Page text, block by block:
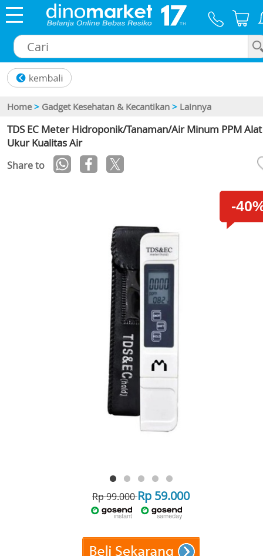
Home > Gadget Kesehatan & Kecantikan > Lainnya
TDS EC Meter Hidroponik/Tanaman/Air Minum PPM Alat
Ukur Kualitas Air
Share to
-
Rp 99.000Rp 59.000